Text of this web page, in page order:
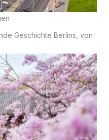
Geschichte Berlins, von